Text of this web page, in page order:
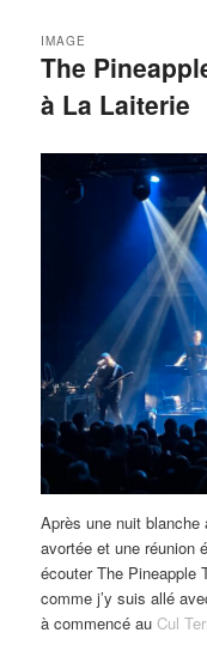
The
à La Laiterie
IMAGE
Après une nuit
avortée et une réunion
écouter The Pineapple
comme j’y suis allé
à commencé auCul